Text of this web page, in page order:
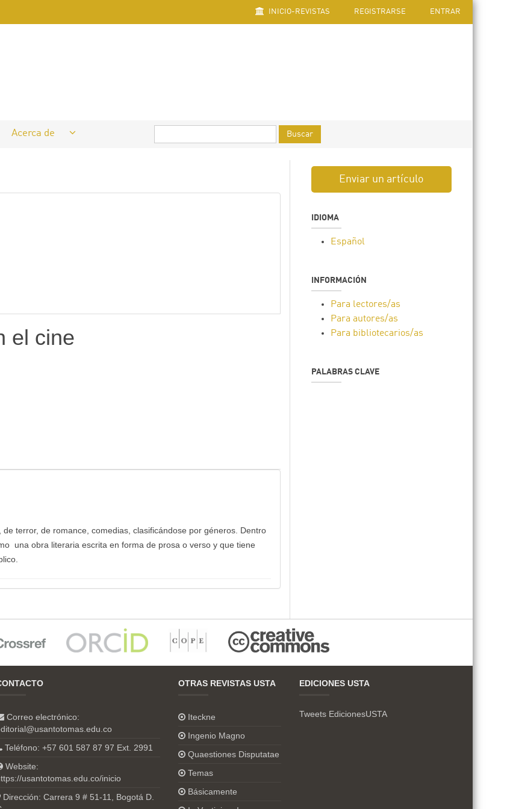
INICIO-REVISTAS REGISTRARSE ENTRAR
Acerca de Buscar
el cine
terror, de romance, comedias, clasificándose por géneros. Dentro
una obra literaria escrita en forma de prosa o verso y que tiene
Enviar un artículo
IDIOMA
Español
INFORMACIÓN
Para lectores/as
Para autores/as
Para bibliotecarios/as
PALABRAS CLAVE
Correo electrónico:
Teléfono: +57 601 587 87 97 Ext. 2991
Website:
usantotomas.edu.co/inicio
Dirección: Carrera 9 # 51-11, Bogotá D.
OTRAS REVISTAS USTA
Iteckne
Ingenio Magno
Quaestiones Disputatae
Temas
Básicamente
EDICIONES USTA
Tweets EdicionesUSTA